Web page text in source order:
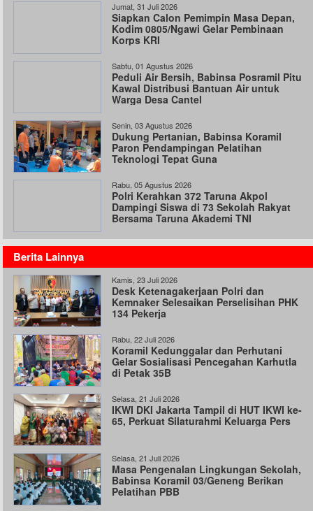
Jumat, 31 Juli 2026
Siapkan Calon Pemimpin Masa Depan,
Kodim 0805/Ngawi Gelar Pembinaan
Korps KRI
Sabtu, 01 Agustus 2026
Peduli Air Bersih, Babinsa Posramil Pitu
Kawal Distribusi Bantuan Air untuk
Warga Desa Cantel
Senin, 03 Agustus 2026
Dukung Pertanian, Babinsa Koramil
Paron Pendampingan Pelatihan
Teknologi Tepat Guna
Rabu, 05 Agustus 2026
Polri Kerahkan 372 Taruna Akpol
Dampingi Siswa di 73 Sekolah Rakyat
Bersama Taruna Akademi TNI
Berita Lainnya
Kamis, 23 Juli 2026
Desk Ketenagakerjaan Polri dan
Kemnaker Selesaikan Perselisihan PHK
134 Pekerja
Rabu, 22 Juli 2026
Koramil Kedunggalar dan Perhutani
Gelar Sosialisasi Pencegahan Karhutla
di Petak 35B
Selasa, 21 Juli 2026
IKWI DKI Jakarta Tampil di HUT IKWI ke-
65, Perkuat Silaturahmi Keluarga Pers
Selasa, 21 Juli 2026
Masa Pengenalan Lingkungan Sekolah,
Babinsa Koramil 03/Geneng Berikan
Pelatihan PBB